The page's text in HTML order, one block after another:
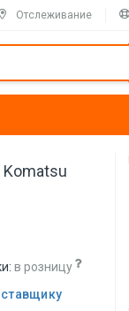
Отслеживание
Komatsu
в розницу